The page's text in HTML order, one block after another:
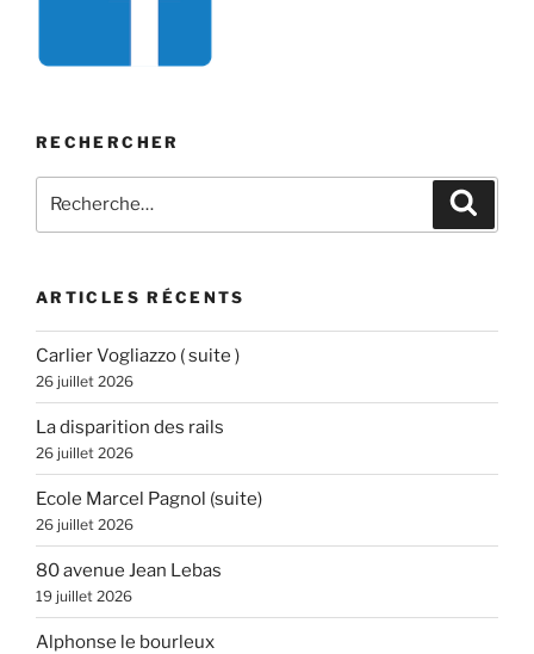
RECHERCHER
pour
ARTICLES RÉCENTS
Carlier Vogliazzo ( suite )
26 juillet 2026
La disparition des rails
26 juillet 2026
Ecole Marcel Pagnol (suite)
26 juillet 2026
80 avenue Jean Lebas
19 juillet 2026
Alphonse le bourleux